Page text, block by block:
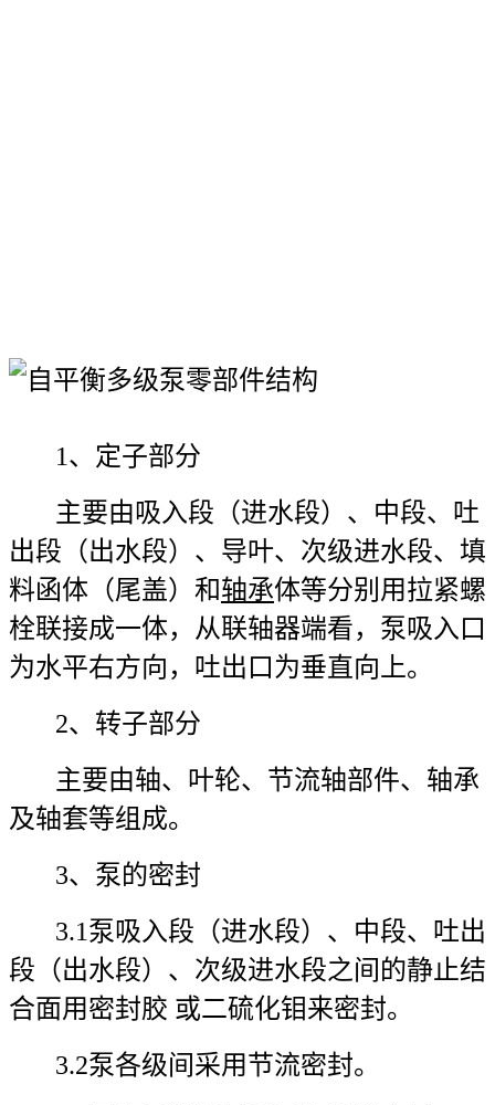
1、定子部分
主要由吸入段（进水段）、中段、吐
出段（出水段）、导叶、次级进水段、填
料函体（尾盖）和轴承体等分别用拉紧螺
栓联接成一体，从联轴器端看，泵吸入口
为水平右方向，吐出口为垂直向上。
2、转子部分
主要由轴、叶轮、节流轴部件、轴承
及轴套等组成。
3、泵的密封
3.1泵吸入段（进水段）、中段、吐出
段（出水段）、次级进水段之间的静止结
合面用密封胶 或二硫化钼来密封。
3.2泵各级间采用节流密封。